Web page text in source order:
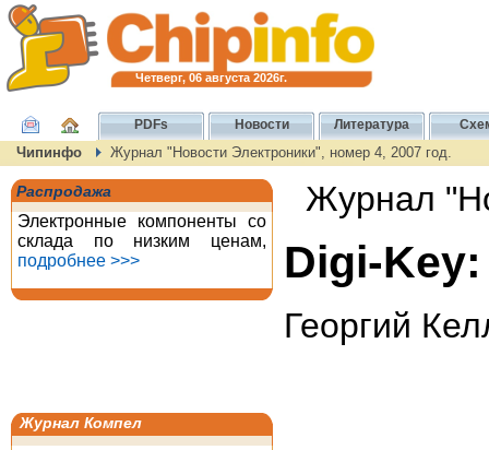
Четверг, 06 августа 2026г.
PDFs Новости Литература
Чипинфо Журнал "Новости Электроники", номер 4, 2007 год.
Распродажа
Электронные компоненты со
склада по низким ценам,
подробнее >>>
Журнал Компел
Журнал
Digi-
Георгий